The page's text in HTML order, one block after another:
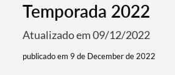
Temporada 2022
Atualizado em 09/12/2022
publicado em 9 de December de 2022